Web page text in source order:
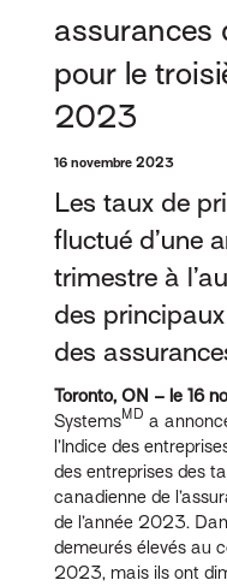
assurances
pour le
2023
16 novembre 2023
Les taux de
fluctué d’une
trimestre à
des
des
Toronto, ON – le 16
SystemsMD a
l’Indice des
des entreprises des
canadienne de
de l’année 2023.
demeurés élevés au
2023, mais ils ont